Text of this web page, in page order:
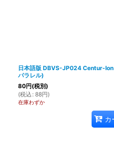
日本語版 DBVS-JP024 Centur-
パラレル)
80円(税別)
(税込 : 88円)
在庫わずか
カ